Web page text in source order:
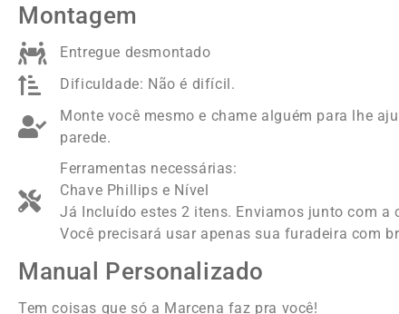
Montagem
Entregue desmontado
Dificuldade: Não é difícil.
Monte você mesmo e chame alguém para lhe
parede.
Ferramentas necessárias:
Chave Phillips e Nível
Já Incluído estes 2 itens. Enviamos junto com a
Você precisará usar apenas sua furadeira com
Manual Personalizado
Tem coisas que só a Marcena faz pra você!